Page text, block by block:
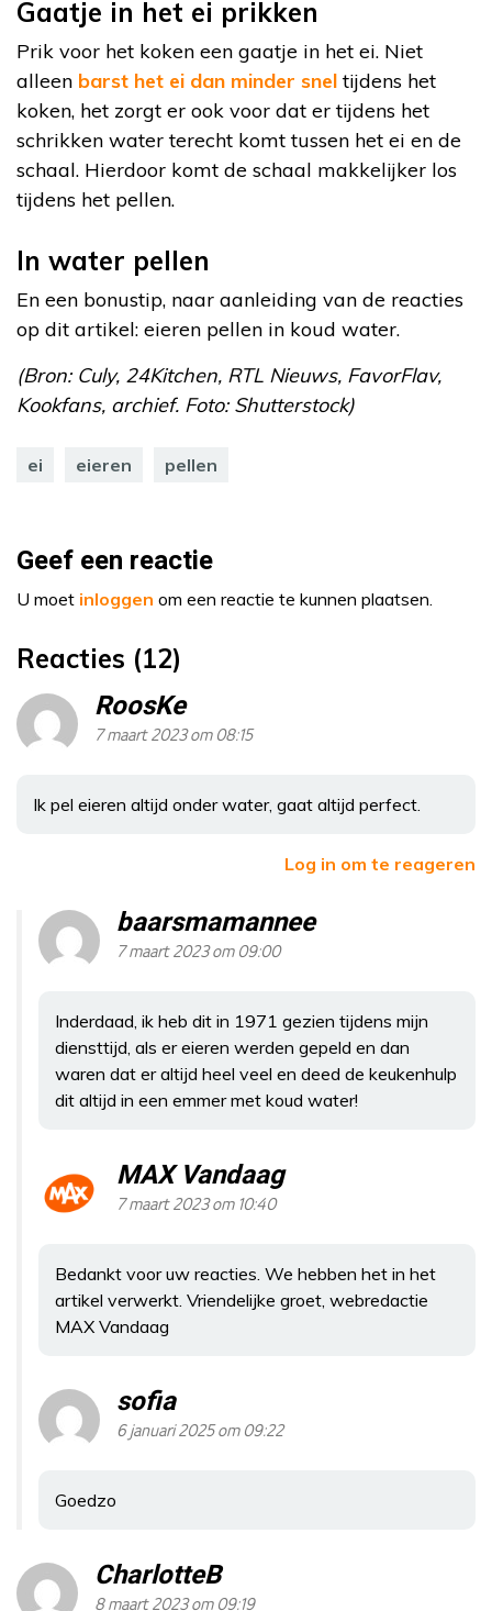
Gaatje in het ei prikken
Prik voor het koken een gaatje in het ei. Niet
alleen barst het ei dan minder sneltijdens het
koken, het zorgt er ook voor dat er tijdens het
schrikken water terecht komt tussen het ei en de
schaal. Hierdoor komt de schaal makkelijker los
tijdens het pellen.
In water pellen
En een bonustip, naar aanleiding van de reacties
op dit artikel: eieren pellen in koud water.
(Bron: Culy, 24Kitchen, RTL Nieuws, FavorFlav,
Kookfans, archief. Foto: Shutterstock)
ei eieren pellen
Geef een reactie
U moet inloggen om een reactie te kunnen plaatsen.
Reacties (12)
RoosKe
7 maart 2023 om 08:15
Ik pel eieren altijd onder water, gaat altijd perfect.
Log in om te reageren
baarsmamannee
7 maart 2023 om 09:00
Inderdaad, ik heb dit in 1971 gezien tijdens mijn
diensttijd, als er eieren werden gepeld en dan
waren dat er altijd heel veel en deed de keukenhulp
dit altijd in een emmer met koud water!
MAX Vandaag
7 maart 2023 om 10:40
Bedankt voor uw reacties. We hebben het in het
artikel verwerkt. Vriendelijke groet, webredactie
MAX Vandaag
sofia
6 januari 2025 om 09:22
Goedzo
CharlotteB
8 maart 2023 om 09:19